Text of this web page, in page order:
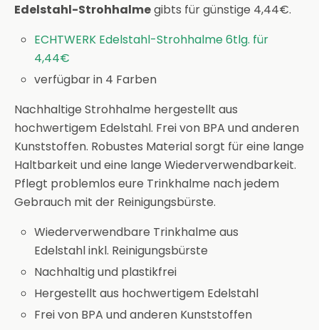
Edelstahl-Strohhalmegibts für günstige 4,44€.
ECHTWERK Edelstahl-Strohhalme 6tlg. für
4,44€
verfügbar in 4 Farben
Nachhaltige Strohhalme hergestellt aus
hochwertigem Edelstahl. Frei von BPA und anderen
Kunststoffen. Robustes Material sorgt für eine lange
Haltbarkeit und eine lange Wiederverwendbarkeit.
Pflegt problemlos eure Trinkhalme nach jedem
Gebrauch mit der Reinigungsbürste.
Wiederverwendbare Trinkhalme aus
Edelstahl inkl. Reinigungsbürste
Nachhaltig und plastikfrei
Hergestellt aus hochwertigem Edelstahl
Frei von BPA und anderen Kunststoffen